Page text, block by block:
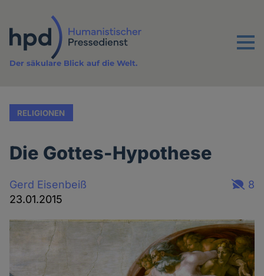
Inhalt
Menu
Der säkulare Blick auf die Welt.
RELIGIONEN
Die Gottes-Hypothese
Gerd Eisenbeiß
23.01.2015
8